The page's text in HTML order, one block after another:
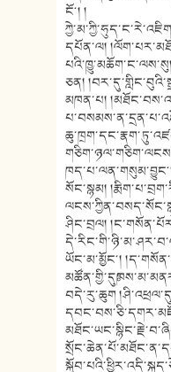
ངོ༌། །
དཔོན་ལ།
ཅན།
མཁན་པ།
སོང་སྙམ།
ཤིང་བྲལ།
ཡོང་མ་མྱོང༌།
བདེ་རུ་ཆུག